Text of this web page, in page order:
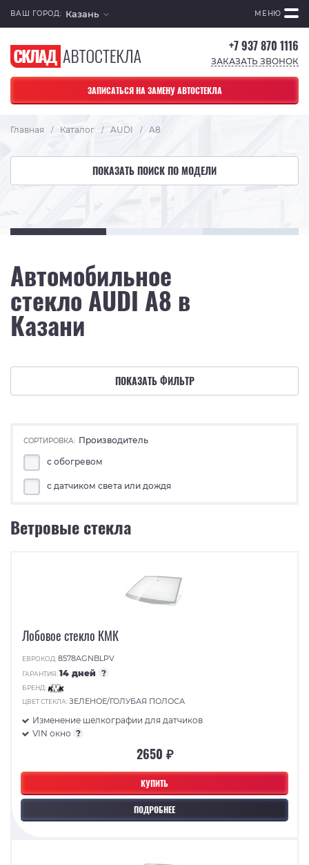
ВАШ ГОРОД: Казань МЕНЮ
+7 937 870 1116
ЗАКАЗАТЬ ЗВОНОК
ЗАПИСАТЬСЯ НА ЗАМЕНУ АВТОСТЕКЛА
Главная / Каталог / AUDI / A8
ПОКАЗАТЬ ПОИСК ПО МОДЕЛИ
Автомобильное
стекло AUDI A8 в
Казани
ПОКАЗАТЬ ФИЛЬТР
СОРТИРОВКА: Производитель
с обогревом
с датчиком света или дождя
Ветровые стекла
КУПИТЬ
ПОДРОБНЕЕ
Лобовое стекло КМК
ЕВРОКОД:8578AGNBLPV
ГАРАНТИЯ:14 дней ?
БРЕНД:
ЦВЕТ СТЕКЛА:ЗЕЛЕНОЕ/ГОЛУБАЯ ПОЛОСА
Изменение шелкографии для датчиков
VIN окно ?
2650 ₽